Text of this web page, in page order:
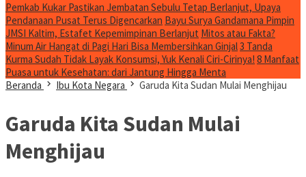
Pemkab Kukar Pastikan Jembatan Sebulu Tetap Berlanjut, Upaya
Pendanaan Pusat Terus Digencarkan Bayu Surya Gandamana Pimpin
JMSI Kaltim, Estafet Kepemimpinan Berlanjut Mitos atau Fakta?
Minum Air Hangat di Pagi Hari Bisa Membersihkan Ginjal3 Tanda
Kurma Sudah Tidak Layak Konsumsi, Yuk Kenali Ciri-Cirinya! 8 Manfaat
Puasa untuk Kesehatan: dari Jantung Hingga Menta
Beranda
Ibu Kota Negara Garuda Kita Sudan Mulai Menghijau
Garuda Kita Sudan Mulai
Menghijau